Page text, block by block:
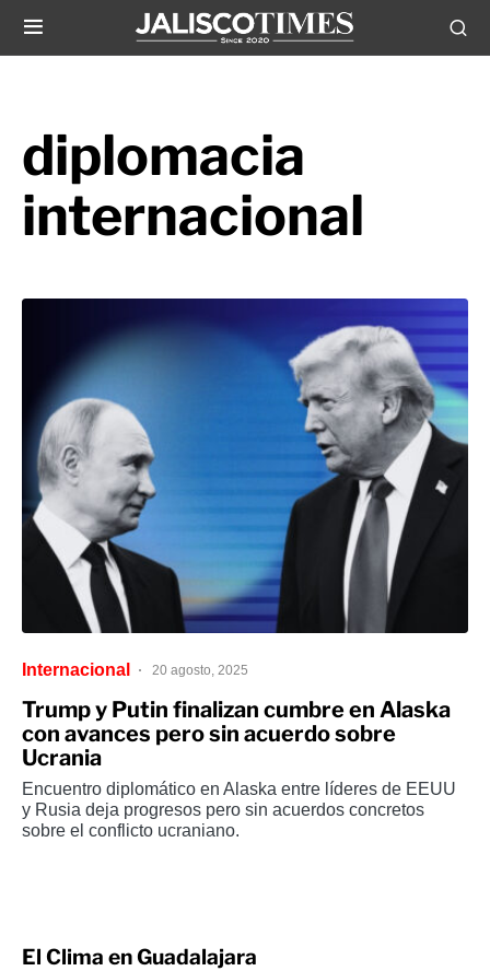
diplomacia
internacional
Internacional 20 agosto, 2025
Trump y Putin finalizan cumbre en Alaska
con avances pero sin acuerdo sobre
Ucrania
Encuentro diplomático en Alaska entre líderes de EEUU
y Rusia deja progresos pero sin acuerdos concretos
sobre el conflicto ucraniano.
El Clima en Guadalajara